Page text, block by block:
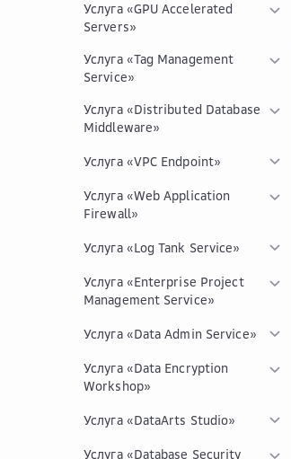
Услуга «GPU Accelerated
Servers»
Услуга «Tag Management
Service»
Услуга «Distributed Database
Middleware»
Услуга «VPC Endpoint»
Услуга «Web Application
Firewall»
Услуга «Log Tank Service»
Услуга «Enterprise Project
Management Service»
Услуга «Data Admin Service»
Услуга «Data Encryption
Workshop»
Услуга «DataArts Studio»
Услуга «Database Security